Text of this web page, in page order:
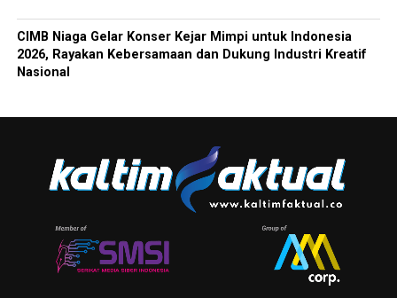
CIMB Niaga Gelar Konser Kejar Mimpi untuk Indonesia
2026, Rayakan Kebersamaan dan Dukung Industri Kreatif
Nasional